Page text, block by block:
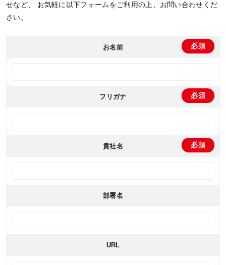
せなど、 お気軽に以下フォームをご利用の上、お問い合わせくだ
さい。
お名前
フリガナ
貴社名
部署名
URL